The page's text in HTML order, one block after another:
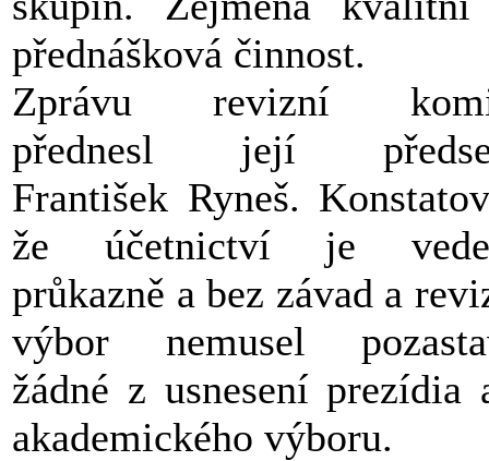
přednášková činnost.
Zprávu revizní
přednesl její
František Ryneš.
že účetnictví je
průkazně a bez závad a
výbor nemusel
žádné z usnesení prezídia
akademického výboru.